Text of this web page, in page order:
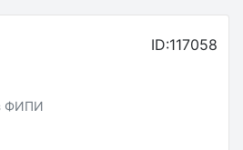
ID:117058
ФИПИ